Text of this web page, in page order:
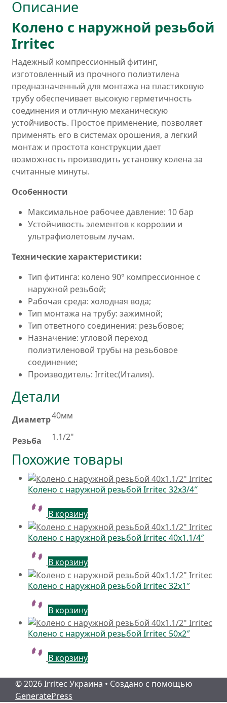
Описание
Колено с наружной резьбой
Irritec
Надежный компрессионный фитинг,
изготовленный из прочного полиэтилена
предназначенный для монтажа на пластиковую
трубу обеспечивает высокую герметичность
соединения и отличную механическую
устойчивость. Простое применение, позволяет
применять его в системах орошения, а легкий
монтаж и простота конструкции дает
возможность производить установку колена за
считанные минуты.
Особенности
Максимальное рабочее давление: 10 бар
Устойчивость элементов к коррозии и
ультрафиолетовым лучам.
Технические характеристики:
Тип фитинга: колено 90° компрессионное с
наружной резьбой;
Рабочая среда: холодная вода;
Тип монтажа на трубу: зажимной;
Тип ответного соединения: резьбовое;
Назначение: угловой переход
полиэтиленовой трубы на резьбовое
соединение;
Производитель: Irritec(Италия).
Детали
Диаметр40мм
Резьба 1.1/2"
Похожие товары
Колено с наружной резьбой Irritec 32х3/4″
В корзину
Колено с наружной резьбой Irritec 40х1.1/4″
В корзину
Колено с наружной резьбой Irritec 32х1″
В корзину
Колено с наружной резьбой Irritec 50х2″
В корзину
© 2026 Irritec Украина • Создано с помощью
GeneratePress